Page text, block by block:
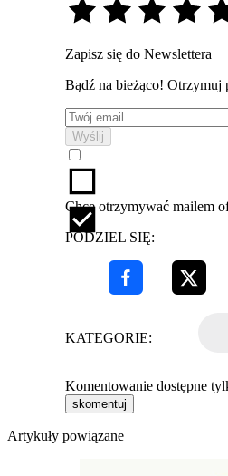
Zapisz się do Newslettera
Bądź na bieżąco! Otrzymuj
Wyślij
Chcę otrzymywać mailem
PODZIEL SIĘ:
KATEGORIE:
Komentowanie dostępne
skomentuj
Artykuły powiązane